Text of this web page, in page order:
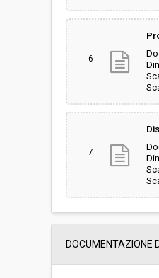
6
7
DOCUMENTAZIONE